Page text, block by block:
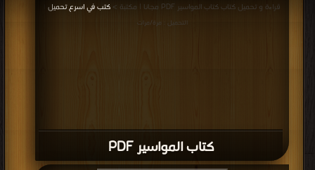
كتاب المواسير PDF
قراءة و تحميل كتاب كتاب المواسير PDF مجانا | مكتبة > كتب في اسرع تحميل
التحميل : مرة/مرات